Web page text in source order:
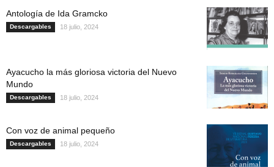
Antología de Ida Gramcko
Descargables 18 julio, 2024
Ayacucho la más gloriosa victoria del Nuevo
Mundo
Descargables 18 julio, 2024
Con voz de animal pequeño
Descargables 18 julio, 2024